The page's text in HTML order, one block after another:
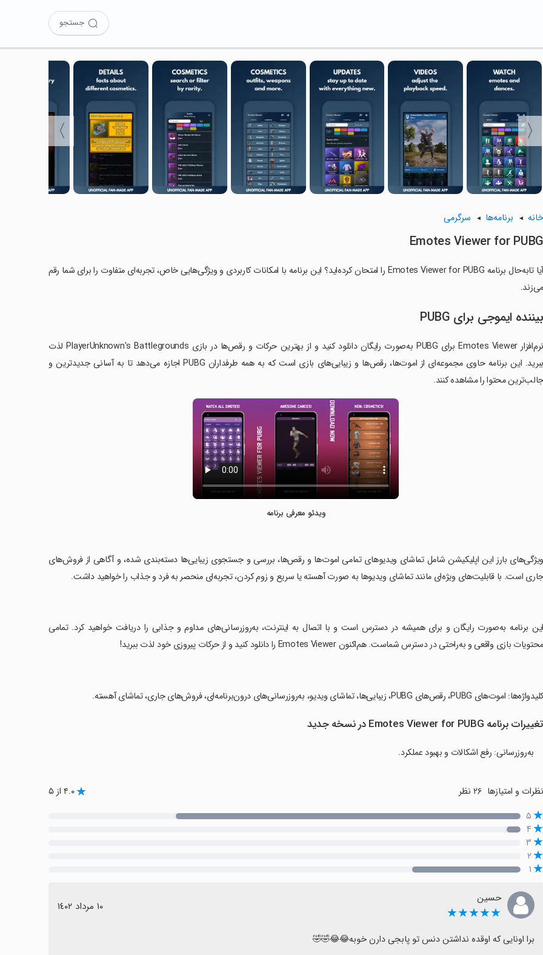
جستجو
〈
〉
خانه برنامه‌ها سرگرمی
Emotes Viewer for PUBG
آیا تابه‌حال برنامه Emotes Viewer for PUBG را امتحان کرده‌اید؟ این برنامه با امکانات کاربردی و ویژگی‌هایی خاص، تجربه‌ای متفاوت را برای شما رقم
می‌زند.
بیننده ایموجی برای PUBG
نرم‌افزار Emotes Viewer برای PUBG به‌صورت رایگان دانلود کنید و از بهترین حرکات و رقص‌ها در بازی PlayerUnknown's Battlegrounds لذت
ببرید. این برنامه حاوی مجموعه‌ای از اموت‌ها، رقص‌ها و زیبایی‌های بازی است که به همه طرفداران PUBG اجازه می‌دهد تا به آسانی جدیدترین و
جالب‌ترین محتوا را مشاهده کنند.
ویدئو معرفی برنامه
‏ویژگی‌های بارز این اپلیکیشن شامل تماشای ویدیوهای تمامی اموت‌ها و رقص‌ها، بررسی و جستجوی زیبایی‌ها دسته‌بندی‌ شده، و آگاهی از فروش‌های
جاری است. با قابلیت‌های ویژه‌ای مانند تماشای ویدیوها به صورت آهسته یا سریع و زوم کردن، تجربه‌ای منحصر به فرد و جذاب را خواهید داشت.
‏این برنامه به‌صورت رایگان و برای همیشه در دسترس است و با اتصال به اینترنت، به‌روزرسانی‌های مداوم و جذابی را دریافت خواهید کرد. تمامی
محتویات بازی واقعی و به‌راحتی در دسترس شماست. هم‌اکنون Emotes Viewer را دانلود کنید و از حرکات پیروزی خود لذت ببرید!
‏کلیدواژه‌ها: اموت‌های PUBG، رقص‌های PUBG، زیبایی‌ها، تماشای ویدیو، به‌روزرسانی‌های درون‌برنامه‌ای، فروش‌های جاری، تماشای آهسته.
تغییرات برنامه Emotes Viewer for PUBG در نسخه جدید
به‌روزرسانی: رفع اشکالات و بهبود عملکرد.
نظرات و امتیازها ۲۶ نظر ۴.۰ از ۵
۵
۴
۳
۲
۱
حسین
★★★★★ ١٠ مرداد ١٤٠٢
برا اونایی که اوقده نداشتن دنس تو پابجی دارن خوبه😂😂🤣🤣